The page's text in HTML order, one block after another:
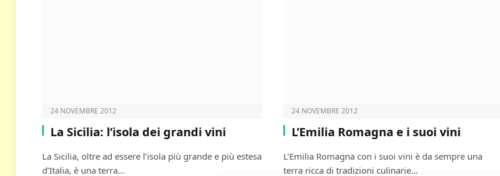
24 NOVEMBRE 2012
La Sicilia: l’isola dei grandi vini
La Sicilia, oltre ad essere l’isola più grande e più estesa
d’Italia, è una terra…
24 NOVEMBRE 2012
L’Emilia Romagna e i suoi vini
L’Emilia Romagna con i suoi vini è da sempre una
terra ricca di tradizioni culinarie…